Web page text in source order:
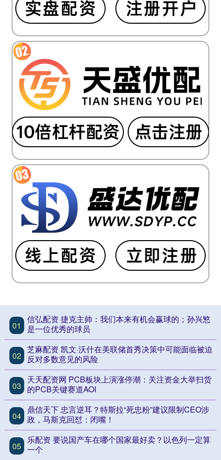
01
信弘配资 捷克主帅：我们本来有机会赢球的；孙兴慜
是一位优秀的球员
02
芝麻配资 凯文·沃什在美联储首秀决策中可能面临被迫
反对多数意见的风险
03
天天配资网 PCB板块上演涨停潮：关注资金大举扫货
的PCB关键赛道AOI
04
鼎信天下 忠言逆耳？特斯拉“死忠粉”建议限制CEO涉
政，马斯克回怼：闭嘴！
05
乐配资 要说国产车在哪个国家最好卖？以色列一定算
一个